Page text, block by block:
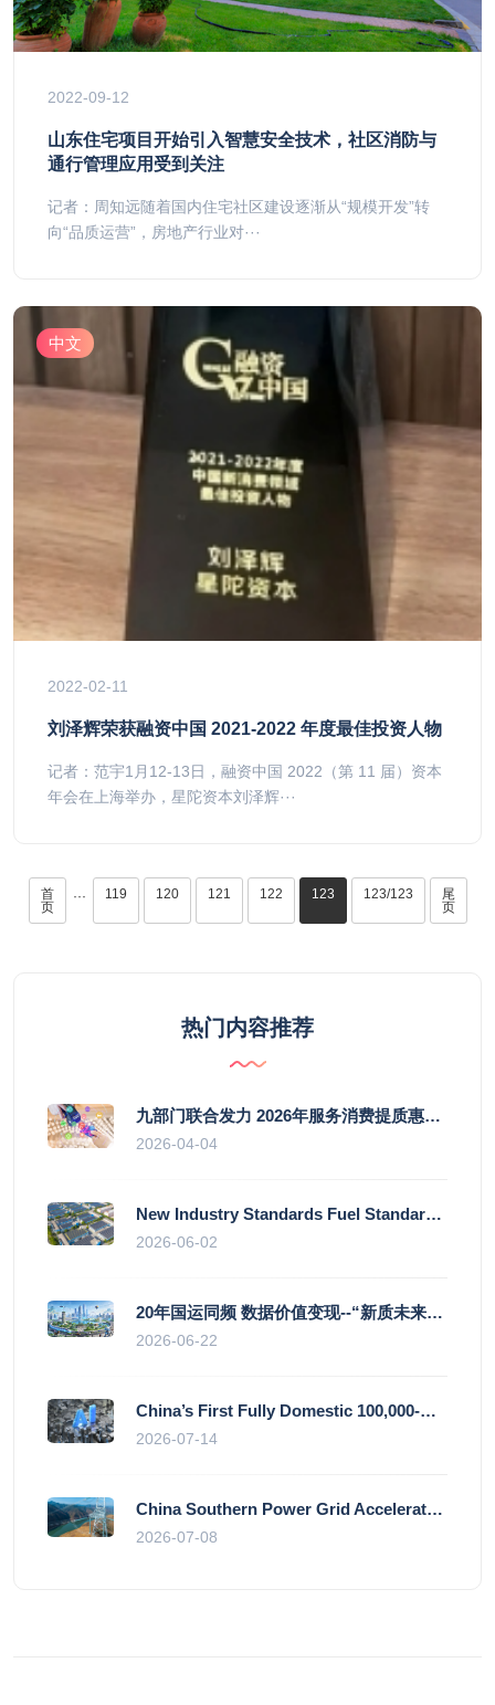
2022-09-12
山东住宅项目开始引入智慧安全技术，社区消防与
通行管理应用受到关注
记者：周知远随着国内住宅社区建设逐渐从“规模开发”转
向“品质运营”，房地产行业对···
中文
2022-02-11
刘泽辉荣获融资中国 2021-2022 年度最佳投资人物
记者：范宇1月12-13日，融资中国 2022（第 11 届）资本
年会在上海举办，星陀资本刘泽辉···
首
页
··· 119 120 121 122 123 123/123
尾
页
热门内容推荐
九部门联合发力 2026年服务消费提质惠民行动启幕
2026-04-04
New Industry Standards Fuel Standardised and Scaled Growth of China’s Embodied Intelligence Sector
2026-06-02
20年国运同频 数据价值变现--“新质未来”平台开启产业通证新时代
2026-06-22
China’s First Fully Domestic 100,000-Card AI Supercluster Launched in Zhengzhou, Integrated Into National Supercomputing Internet
2026-07-14
China Southern Power Grid Accelerates Grid Works to Secure Summer Power Supply Across Southern Provinces
2026-07-08